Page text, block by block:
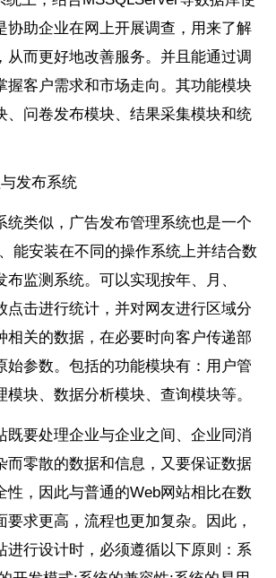
协助企业在网上开展调查，用来了解
从而更好地改善服务。并且能通过调
握客户需求和市场走向。其功能模块
、问卷发布模块、结果采集模块和统
发布系统
统类似，广告发布管理系统也是一个
能安装在不同的操作系统上并结合数
布监测系统。可以实现按年、月、
点击进行统计，并对网友进行区域分
相关的数据，在必要时向客户传递部
始参数。包括的功能模块有：用户管
模块、数据分析模块、查询模块等。
既要处理企业与企业之间、企业同消
而零散的数据和信息，又要保证数据
性，因此与普通的Web网站相比在数
要求更高，流程也更加复杂。因此，
进行设计时，必须遵循以下原则：系